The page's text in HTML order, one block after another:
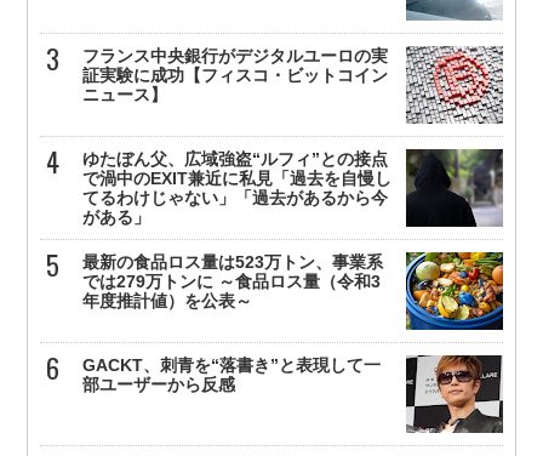
フランス中央銀行がデジタルユーロの実
証実験に成功【フィスコ・ビットコイン
ニュース】
ゆたぼん父、広域強盗“ルフィ”との接点
で渦中のEXIT兼近に私見「過去を自慢し
てるわけじゃない」「過去があるから今
がある」
最新の食品ロス量は523万トン、事業系
では279万トンに ～食品ロス量（令和3
年度推計値）を公表～
GACKT、刺青を“落書き”と表現して一
部ユーザーから反感